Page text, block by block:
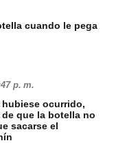
cuando le pega
p. m.
ocurrido,
que la botella no
sacarse el